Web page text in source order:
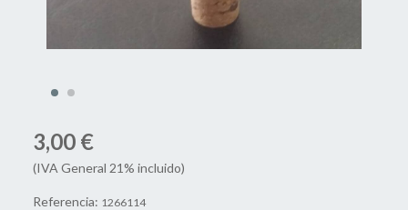
3,00 €
(IVA General 21% incluido)
Referencia: 1266114